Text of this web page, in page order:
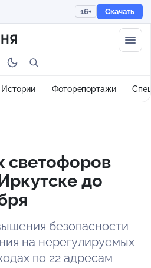
16+ Скачать
Истории Фоторепортажи
светофоров
до
безопасности
на нерегулируемых
по 22 адресам